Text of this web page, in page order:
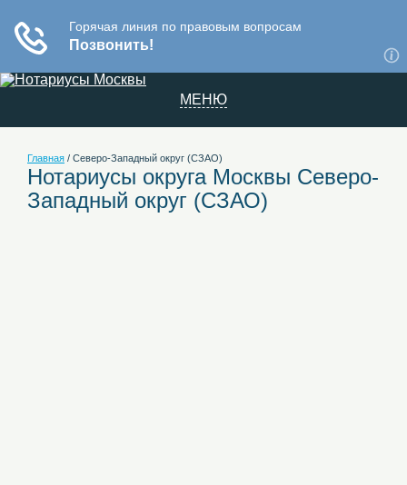
МЕНЮ
Главная / Северо-Западный округ (СЗАО)
Нотариусы округа Москвы Северо-
Западный округ (СЗАО)